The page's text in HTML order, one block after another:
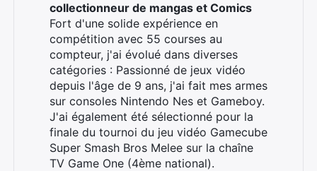
collectionneur de mangas et Comics
Fort d'une solide expérience en
compétition avec 55 courses au
compteur, j'ai évolué dans diverses
catégories : Passionné de jeux vidéo
depuis l'âge de 9 ans, j'ai fait mes armes
sur consoles Nintendo Nes et Gameboy.
J'ai également été sélectionné pour la
finale du tournoi du jeu vidéo Gamecube
Super Smash Bros Melee sur la chaîne
TV Game One (4ème national).